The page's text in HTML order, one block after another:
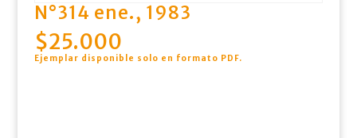
N°314 ene., 1983
$25.000
Ejemplar disponible solo en formato PDF.